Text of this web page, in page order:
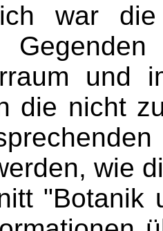
war
und
die nicht
wie
"Botanik